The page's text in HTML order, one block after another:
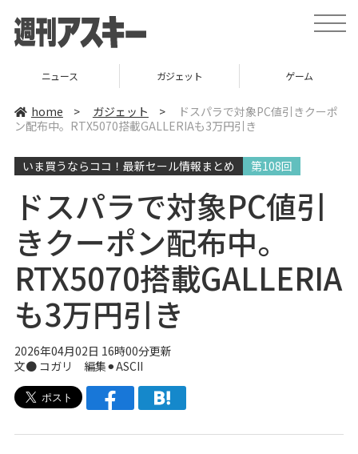
t
o
v
ニュース ガジェット ゲーム
home > ガジェット >
ドスパラで対象PC値引きクーポ
ン配布中。RTX5070搭載GALLERIAも3万円引き
いま買うならココ！最新セール情報まとめ 第108回
ドスパラで対象PC値引
きクーポン配布中。
RTX5070搭載GALLERIA
も3万円引き
2026年04月02日 16時00分更新
文● コガリ 編集⚫︎ASCII